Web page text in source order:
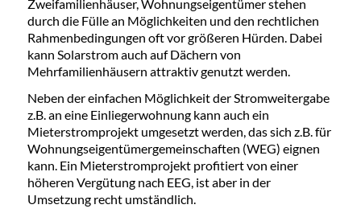
Zweifamilienhäuser, Wohnungseigentümer stehen
durch die Fülle an Möglichkeiten und den rechtlichen
Rahmenbedingungen oft vor größeren Hürden. Dabei
kann Solarstrom auch auf Dächern von
Mehrfamilienhäusern attraktiv genutzt werden.
Neben der einfachen Möglichkeit der Stromweitergabe
z.B. an eine Einliegerwohnung kann auch ein
Mieterstromprojekt umgesetzt werden, das sich z.B. für
Wohnungseigentümergemeinschaften (WEG) eignen
kann. Ein Mieterstromprojekt profitiert von einer
höheren Vergütung nach EEG, ist aber in der
Umsetzung recht umständlich.